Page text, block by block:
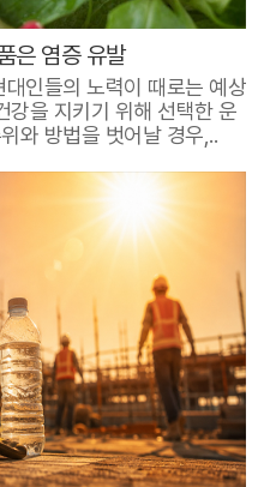
은 염증 유발
인들의 노력이 때로는 예상
강을 지키기 위해 선택한 운
와 방법을 벗어날 경우,..